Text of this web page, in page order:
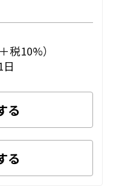
税10%）
る
る